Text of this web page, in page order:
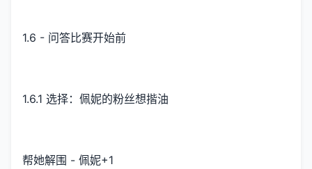
1.6 - 问答比赛开始前
1.6.1 选择：佩妮的粉丝想揩油
帮她解围 - 佩妮+1